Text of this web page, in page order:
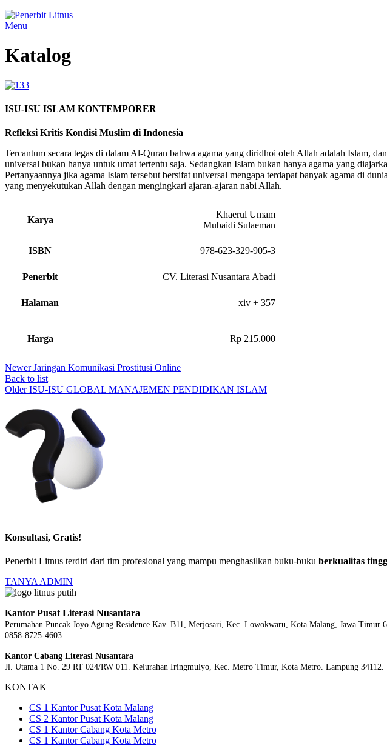
Menu
Katalog
ISU-ISU ISLAM KONTEMPORER
Refleksi Kritis Kondisi Muslim di Indonesia
Tercantum secara tegas di dalam Al-Quran bahwa agama yang diridhoi oleh Allah adalah Islam,
universal bukan hanya untuk umat tertentu saja. Sedangkan Islam bukan hanya agama yang
Pertanyaannya jika agama Islam tersebut bersifat universal mengapa terdapat banyak agama di
yang menyekutukan Allah dengan mengingkari ajaran-ajaran nabi Allah.
Karya
Khaerul Umam
Mubaidi Sulaeman
ISBN 978-623-329-905-3
Penerbit CV. Literasi Nusantara Abadi
Halaman xiv + 357
Harga Rp 215.000
Newer Jaringan Komunikasi Prostitusi Online
Back to list
Older ISU-ISU GLOBAL MANAJEMEN PENDIDIKAN ISLAM
Konsultasi, Gratis!
Penerbit Litnus terdiri dari tim profesional yang mampu menghasilkan buku-buku berkualitas
TANYA ADMIN
Kantor Pusat Literasi Nusantara
Perumahan Puncak Joyo Agung Residence Kav. B11, Merjosari, Kec. Lowokwaru, Kota Malang, Jawa Timur
0858-8725-4603
Kantor Cabang Literasi Nusantara
Jl. Utama 1 No. 29 RT 024/RW 011. Kelurahan Iringmulyo, Kec. Metro Timur, Kota Metro. Lampung 34112.
KONTAK
CS 1 Kantor Pusat Kota Malang
CS 2 Kantor Pusat Kota Malang
CS 1 Kantor Cabang Kota Metro
CS 1 Kantor Cabang Kota Metro